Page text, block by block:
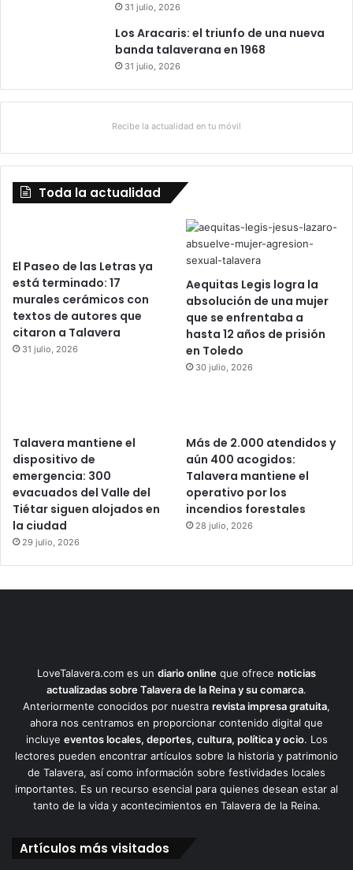
31 julio, 2026
Los Aracaris: el triunfo de una nueva
banda talaverana en 1968
31 julio, 2026
Recibe la actualidad en tu móvil
Toda la actualidad
El Paseo de las Letras ya
está terminado: 17
murales cerámicos con
textos de autores que
citaron a Talavera
31 julio, 2026
Aequitas Legis logra la
absolución de una mujer
que se enfrentaba a
hasta 12 años de prisión
en Toledo
30 julio, 2026
Talavera mantiene el
dispositivo de
emergencia: 300
evacuados del Valle del
Tiétar siguen alojados en
la ciudad
29 julio, 2026
Más de 2.000 atendidos y
aún 400 acogidos:
Talavera mantiene el
operativo por los
incendios forestales
28 julio, 2026
LoveTalavera.com es un diario online que ofrece noticias
actualizadas sobre Talavera de la Reina y su comarca.
Anteriormente conocidos por nuestra revista impresa gratuita,
ahora nos centramos en proporcionar contenido digital que
incluye eventos locales, deportes, cultura, política y ocio. Los
lectores pueden encontrar artículos sobre la historia y patrimonio
de Talavera, así como información sobre festividades locales
importantes. Es un recurso esencial para quienes desean estar al
tanto de la vida y acontecimientos en Talavera de la Reina.
Artículos más visitados